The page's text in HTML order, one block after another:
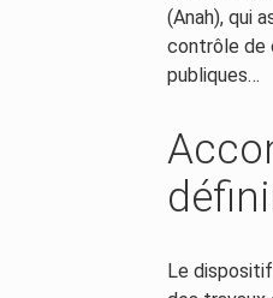
(Anah), qui
contrôle de
publiques…
Le dispositif